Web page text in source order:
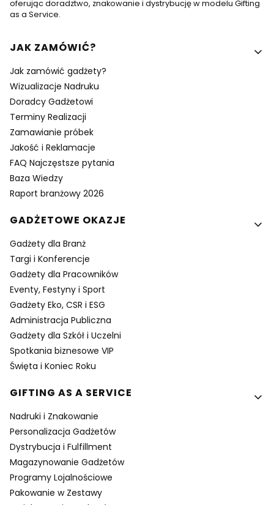
oferując doradztwo, znakowanie i dystrybucję w modelu Gifting
as a Service.
Linki w stopce
JAK ZAMÓWIĆ?
Jak zamówić gadżety?
Wizualizacje Nadruku
Doradcy Gadżetowi
Terminy Realizacji
Zamawianie próbek
Jakość i Reklamacje
FAQ Najczęstsze pytania
Baza Wiedzy
Raport branżowy 2026
GADŻETOWE OKAZJE
Gadżety dla Branż
Targi i Konferencje
Gadżety dla Pracowników
Eventy, Festyny i Sport
Gadżety Eko, CSR i ESG
Administracja Publiczna
Gadżety dla Szkół i Uczelni
Spotkania biznesowe VIP
Święta i Koniec Roku
GIFTING AS A SERVICE
Nadruki i Znakowanie
Personalizacja Gadżetów
Dystrybucja i Fulfillment
Magazynowanie Gadżetów
Programy Lojalnościowe
Pakowanie w Zestawy